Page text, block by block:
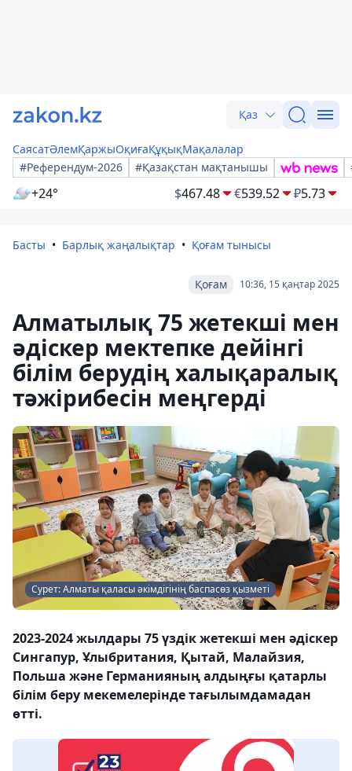
Қаз
СаясатӘлемҚаржыОқиғаҚұқықМақалалар
#Референдум-2026
#Қазақстан мақтанышы
+24° $467.48 €539.52 ₽5.73
Басты Барлық жаңалықтар Қоғам тынысы
10:36, 15 қаңтар 2025
Қоғам
Алматылық 75 жетекші мен
әдіскер мектепке дейінгі
білім берудің халықаралық
тәжірибесін меңгерді
Сурет: Алматы қаласы әкімдігінің баспасөз қызметі
2023-2024 жылдары 75 үздік жетекші мен әдіскер
Сингапур, Ұлыбритания, Қытай, Малайзия,
Польша және Германияның алдыңғы қатарлы
білім беру мекемелерінде тағылымдамадан
өтті.